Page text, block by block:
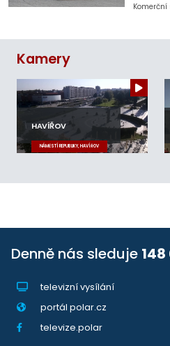
Komerční
Kamery
HAVÍŘOV
NÁMĚSTÍ REPUBLIKY, HAVÍŘOV
Denně nás sleduje
televizní vysílání
portál polar.cz
televize.polar